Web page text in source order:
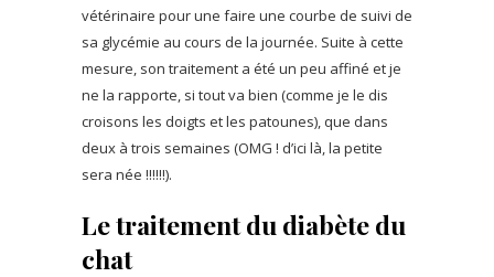
vétérinaire pour une faire une courbe de suivi de
sa glycémie au cours de la journée. Suite à cette
mesure, son traitement a été un peu affiné et je
ne la rapporte, si tout va bien (comme je le dis
croisons les doigts et les patounes), que dans
deux à trois semaines (OMG ! d’ici là, la petite
sera née !!!!!!).
Le traitement du diabète du
chat